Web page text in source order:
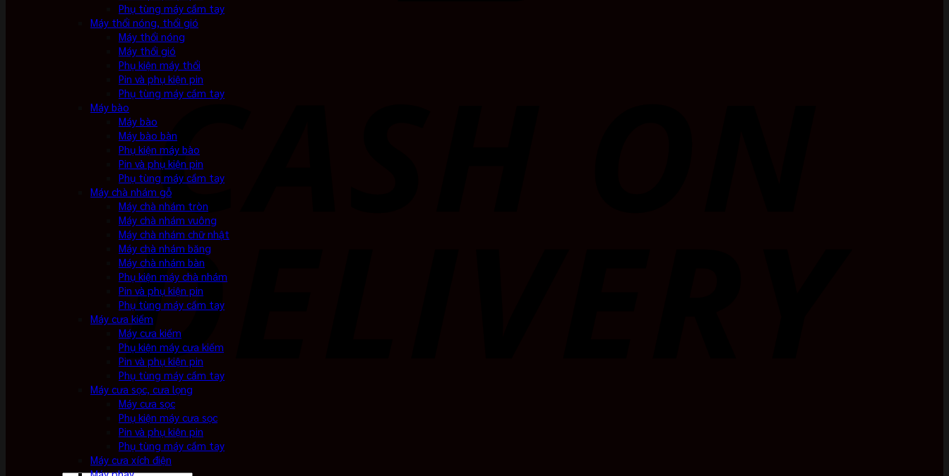
Phụ tùng máy cầm tay
Máy thổi nóng, thổi gió
Máy thổi nóng
Máy thổi gió
Phụ kiện máy thổi
Pin và phụ kiện pin
Phụ tùng máy cầm tay
Máy bào
Máy bào
Máy bào bàn
Phụ kiện máy bào
Pin và phụ kiện pin
Phụ tùng máy cầm tay
Máy chà nhám gỗ
Máy chà nhám tròn
Máy chà nhám vuông
Máy chà nhám chữ nhật
Máy chà nhám băng
Máy chà nhám bàn
Phụ kiện máy chà nhám
Pin và phụ kiện pin
Phụ tùng máy cầm tay
Máy cưa kiếm
Máy cưa kiếm
Phụ kiện máy cưa kiếm
Pin và phụ kiện pin
Phụ tùng máy cầm tay
Máy cưa sọc, cưa lọng
Máy cưa sọc
Phụ kiện máy cưa sọc
Pin và phụ kiện pin
Phụ tùng máy cầm tay
Máy cưa xích điện